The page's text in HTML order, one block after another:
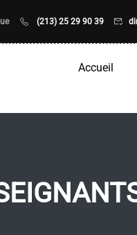
(213) 25 29 90 39
Accueil